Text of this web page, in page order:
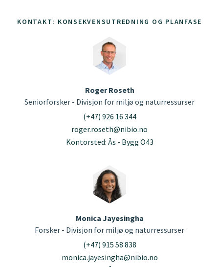
KONTAKT: KONSEKVENSUTREDNING OG PLANFASE
Roger Roseth
Seniorforsker - Divisjon for miljø og naturressurser
(+47) 926 16 344
roger.roseth@nibio.no
Kontorsted: Ås - Bygg O43
Monica Jayesingha
Forsker - Divisjon for miljø og naturressurser
(+47) 915 58 838
monica.jayesingha@nibio.no